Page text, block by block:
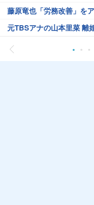
藤原竜也「労務改善」を
元TBSアナの山本里菜 離